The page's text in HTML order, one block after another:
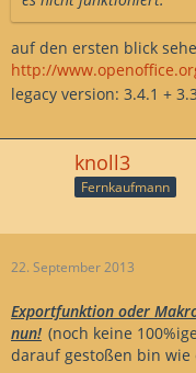
auf den ersten blick
http://
legacy version: 3.4.1 +
knoll3
Fernkaufmann
22. September 2013
Exportfunktion oder
nun! (noch keine
darauf gestoßen bin wie